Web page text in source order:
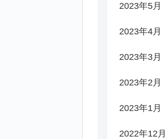
2023年5月
2023年4月
2023年3月
2023年2月
2023年1月
2022年12月